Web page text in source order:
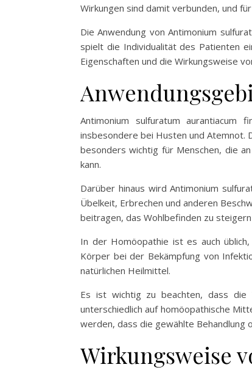
Wirkungen sind damit verbunden, und
Die Anwendung von Antimonium
spielt die Individualität des Patienten
Eigenschaften und die Wirkungsweise
Antimonium sulfuratum aurantiacum
insbesondere bei Husten und Atemnot.
besonders wichtig für Menschen, die
kann.
Darüber hinaus wird Antimonium
Übelkeit, Erbrechen und anderen
beitragen, das Wohlbefinden zu
In der Homöopathie ist es auch
Körper bei der Bekämpfung von
natürlichen Heilmittel.
Es ist wichtig zu beachten, dass die
unterschiedlich auf homöopathische
werden, dass die gewählte
Wirkungsweise